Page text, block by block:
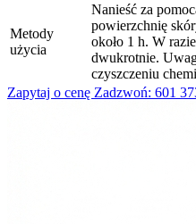
Metody
użycia
Nanieść za
powierzchnię
około 1 h. W
dwukrotnie.
czyszczeniu
Zapytaj o cenę Zadzwoń: 601